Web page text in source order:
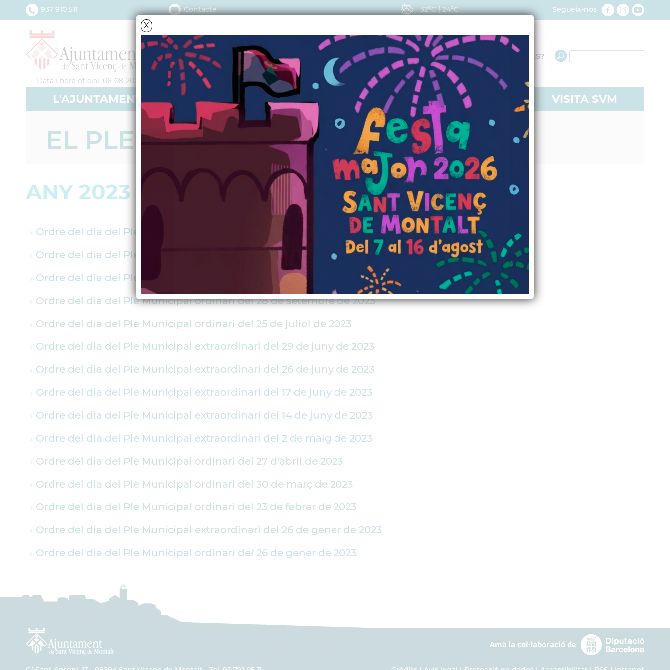
X
Data i hora oficial: 06-08-2026 09:52:38
L'AJUNTAMENT SERVEIS ACTUALITAT VIURE A SVM VISITA SVM
QUÈ NECESSITES?
937 910 511 Contacte 32ºC|24ºC Segueix-nos
EL PLE MUNICIPAL
ANY 2023
Ordre del dia del Ple Municipal extraordinari del 21 de desembre de 2023
Ordre del dia del Ple Municipal ordinari del 28 de novembre de 2023
Ordre del dia del Ple Municipal ordinari del 26 d'octubre de 2023
Ordre del dia del Ple Municipal ordinari del 28 de setembre de 2023
Ordre del dia del Ple Municipal ordinari del 25 de juliol de 2023
Ordre del dia del Ple Municipal extraordinari del 29 de juny de 2023
Ordre del dia del Ple Municipal extraordinari del 26 de juny de 2023
Ordre del dia del Ple Municipal extraordinari del 17 de juny de 2023
Ordre del dia del Ple Municipal extraordinari del 14 de juny de 2023
Ordre del dia del Ple Municipal extraordinari del 2 de maig de 2023
Ordre del dia del Ple Municipal ordinari del 27 d'abril de 2023
Ordre del dia del Ple Municipal ordinari del 30 de març de 2023
Ordre del dia del Ple Municipal ordinari del 23 de febrer de 2023
Ordre del dia del Ple Municipal extraordinari del 26 de gener de 2023
Ordre del dia del Ple Municipal ordinari del 26 de gener de 2023